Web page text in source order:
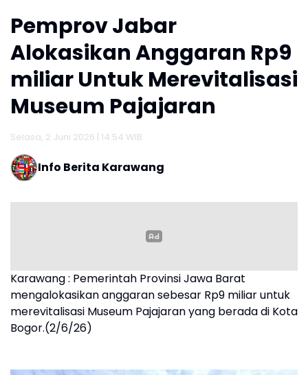
Pemprov Jabar
Alokasikan Anggaran Rp9
miliar Untuk Merevitalisasi
Museum Pajajaran
Selasa, 2 Juni 2026 | 14:54 WIB
Info Berita Karawang
Karawang : Pemerintah Provinsi Jawa Barat
mengalokasikan anggaran sebesar Rp9 miliar untuk
merevitalisasi Museum Pajajaran yang berada di Kota
Bogor.(2/6/26)